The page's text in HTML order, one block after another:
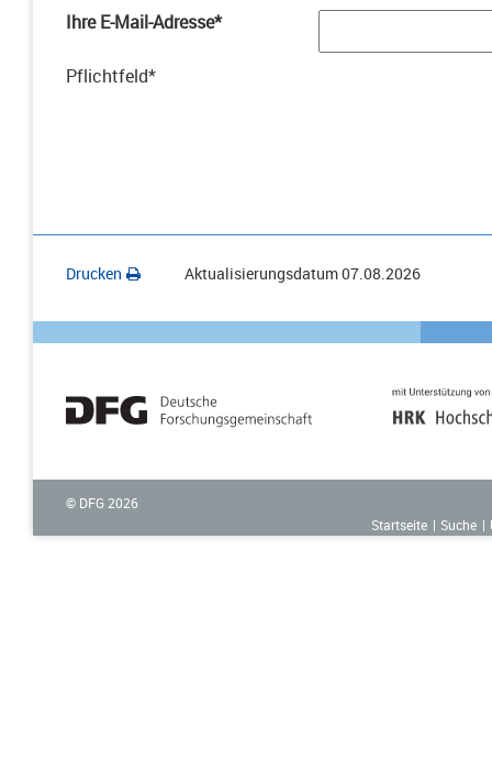
Ihre E-Mail-Adresse*
Pflichtfeld*
Drucken Aktualisierungsdatum07.08.2026
© DFG 2026
Startseite
Suche